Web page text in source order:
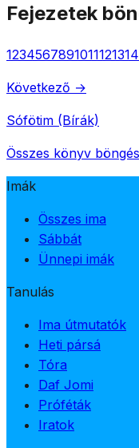
Fejezetek
1234567891011121314
Következő →
Sófötim (Bírák)
Összes könyv
Imák
Összes ima
Sábbát
Ünnepi imák
Tanulás
Ima útmutatók
Heti pársá
Tóra
Daf Jomi
Próféták
Iratok